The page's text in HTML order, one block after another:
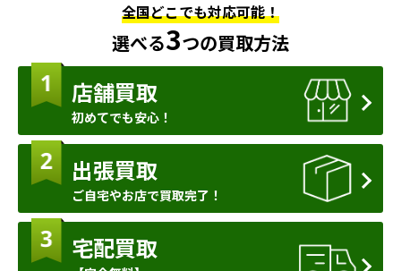
全国どこでも対応可能！
選べる3つの買取方法
店舗買取
初めてでも安心！
出張買取
ご自宅やお店で買取完了！
宅配買取